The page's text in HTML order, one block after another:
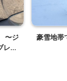
〜ジ
レム
豪雪地帯